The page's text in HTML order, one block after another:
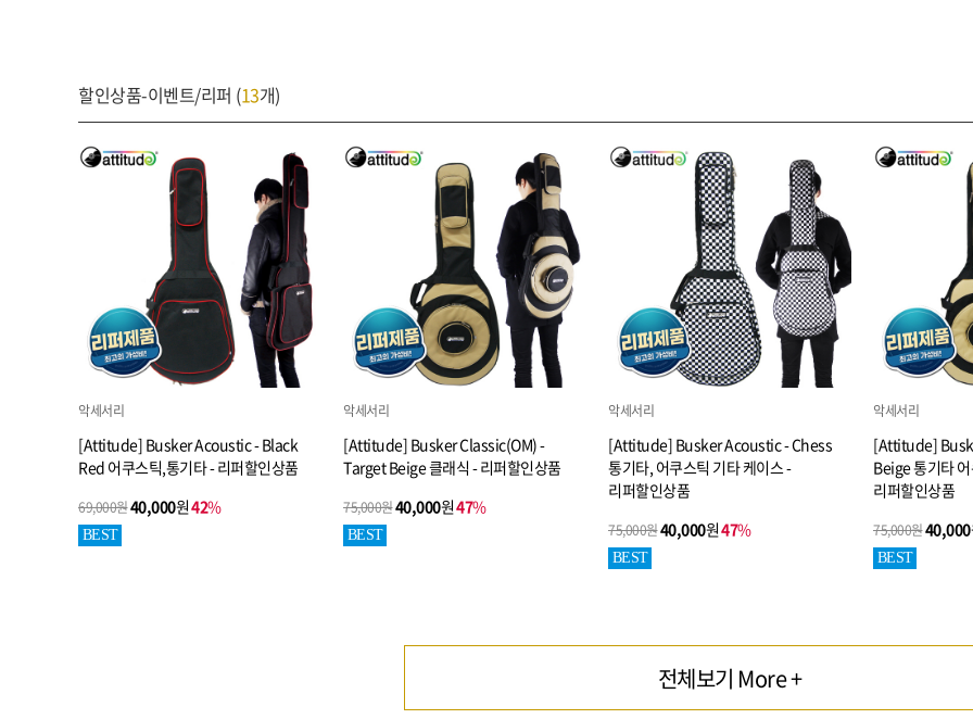
할인상품-이벤트/리퍼 (13개)
악세서리
[Attitude] Busker Acoustic - Black
Red 어쿠스틱,통기타 - 리퍼할인상품
69,000원40,000원42%
BEST
악세서리
[Attitude] Busker Classic(OM) -
Target Beige 클래식 - 리퍼할인상품
75,000원40,000원47%
BEST
악세서리
[Attitude] Busker Acoustic - Chess
통기타, 어쿠스틱 기타 케이스 -
리퍼할인상품
75,000원40,000원47%
BEST
악세서리
[Attitude]
Beige 통기타
리퍼할인상품
75,000원40,000
BEST
전체보기 More +